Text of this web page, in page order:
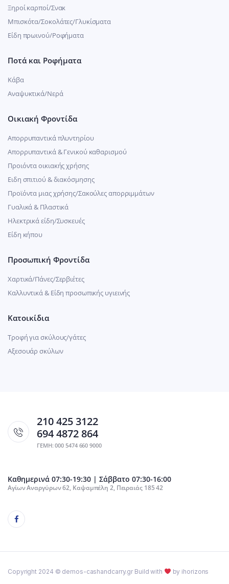
Ξηροί καρποί/Σνακ
Μπισκότα/Σοκολάτες/Γλυκίσματα
Είδη πρωινού/Ροφήματα
Ποτά και Ροφήματα
Κάβα
Αναψυκτικά/Νερά
Οικιακή Φροντίδα
Απορρυπαντικά πλυντηρίου
Απορρυπαντικά & Γενικού καθαρισμού
Προιόντα οικιακής χρήσης
Ειδη σπιτιού & διακόσμησης
Προϊόντα μιας χρήσης/Σακούλες απορριμμάτων
Γυαλικά & Πλαστικά
Ηλεκτρικά είδη/Συσκευές
Είδη κήπου
Προσωπική Φροντίδα
Χαρτικά/Πάνες/Σερβιέτες
Καλλυντικά & Είδη προσωπικής υγιεινής
Κατοικίδια
Τροφή για σκύλους/γάτες
Αξεσουάρ σκύλων
210 425 3122
694 4872 864
ΓΕΜΗ: 000 5474 660 9000
Καθημερινά 07:30-19:30 | Σάββατο 07:30-16:00
Αγίων Αναργύρων 62, Καψαμπέλη 2, Πειραιάς 185 42
Copyright 2024 © demos-cashandcarry.gr Build with by ihorizons